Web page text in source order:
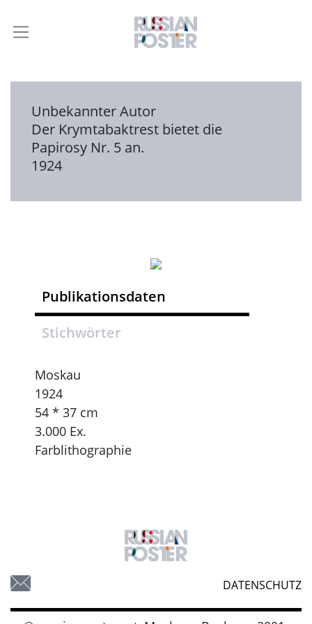
Unbekannter Autor
Der Krymtabaktrest bietet die
Papirosy Nr. 5 an.
1924
Publikationsdaten
Stichwörter
Moskau
1924
54 * 37 cm
3.000 Ex.
Farblithographie
DATENSCHUTZ